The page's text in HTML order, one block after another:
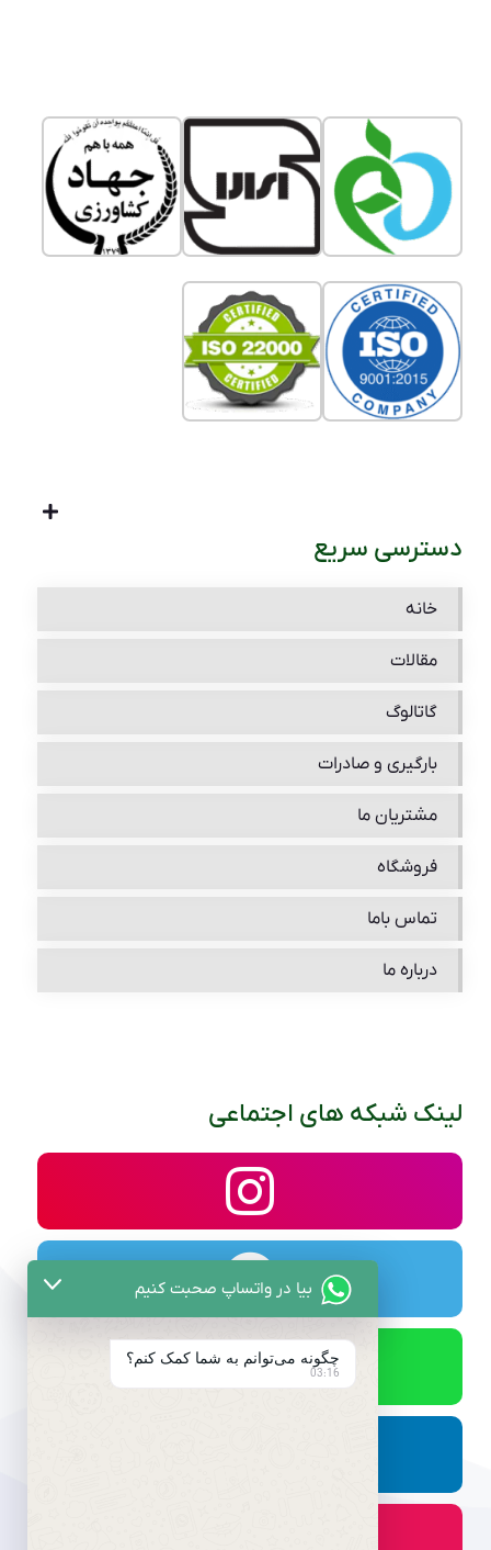
دسترسی سریع
خانه
مقالات
گاتالوگ
بارگیری و صادرات
مشتریان ما
فروشگاه
تماس باما
درباره ما
لینک شبکه های اجتماعی
بیا در واتساپ صحبت کنیم
چگونه می‌توانم به شما کمک کنم؟
03:16